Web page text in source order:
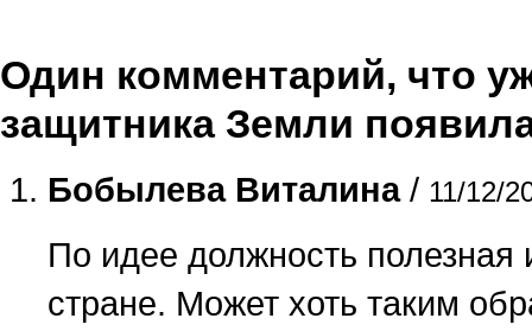
Один комментарий, что
защитника Земли
Бобылева Виталина/ 11/12/
По идее должность
стране. Может хоть таким